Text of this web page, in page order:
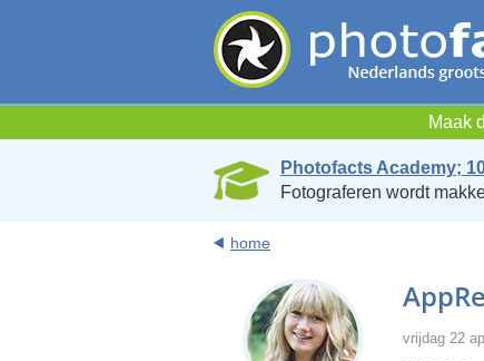
Maak
Photofacts Academy;
Fotograferen wordt
home
vrijdag 22